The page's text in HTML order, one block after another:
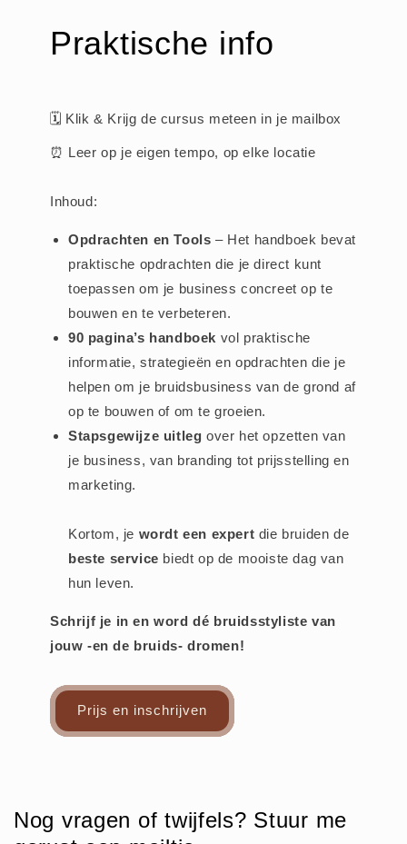
Praktische info
🗓️ Klik & Krijg de cursus meteen in je mailbox
⏰ Leer op je eigen tempo, op elke locatie
Inhoud:
Opdrachten en Tools – Het handboek bevat
praktische opdrachten die je direct kunt
toepassen om je business concreet op te
bouwen en te verbeteren.
90 pagina’s handboek vol praktische
informatie, strategieën en opdrachten die je
helpen om je bruidsbusiness van de grond af
op te bouwen of om te groeien.
Stapsgewijze uitleg over het opzetten van
je business, van branding tot prijsstelling en
marketing.
Kortom, je wordt een expert die bruiden de
beste service biedt op de mooiste dag van
hun leven.
Schrijf je in en word dé bruidsstyliste van
jouw -en de bruids- dromen!
Prijs en inschrijven
Nog vragen of twijfels? Stuur me